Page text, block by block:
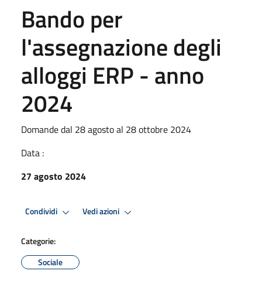
Bando per
l'assegnazione degli
alloggi ERP - anno
2024
Domande dal 28 agosto al 28 ottobre 2024
Data :
27 agosto 2024
Condividi Vedi azioni
Categorie:
Sociale